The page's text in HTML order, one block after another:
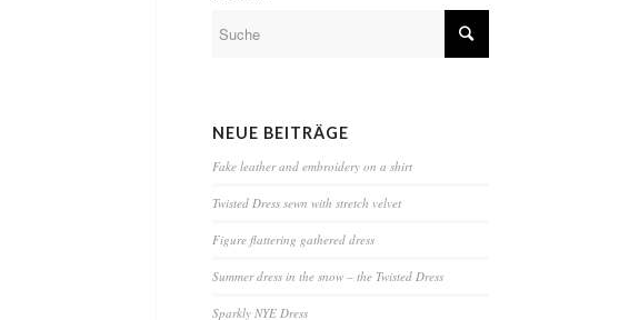
NEUE BEITRÄGE
Fake leather and embroidery on a shirt
Twisted Dress sewn with stretch velvet
Figure flattering gathered dress
Summer dress in the snow – the Twisted Dress
Sparkly NYE Dress